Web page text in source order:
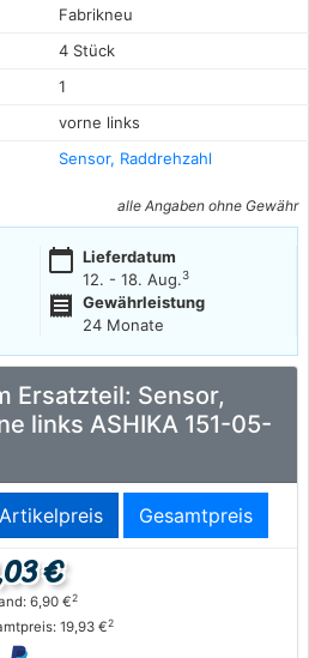
Fabrikneu
4 Stück
1
vorne links
Sensor, Raddrehzahl
alle Angaben ohne Gewähr
calendar_today Lieferdatum
12. - 18. Aug.3
receipt
Gewährleistung
24 Monate
Ersatzteil: Sensor,
links ASHIKA 151-05-
Artikelpreis Gesamtpreis
€
6,90 €2
19,93 €2